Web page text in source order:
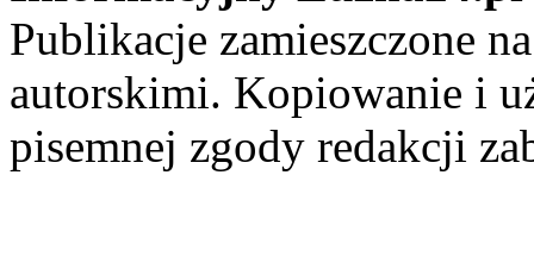
Publikacje zamieszczone
autorskimi. Kopiowanie i
pisemnej zgody redakcji